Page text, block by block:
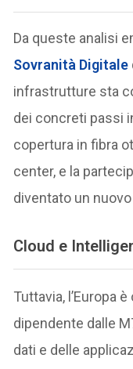
Da queste analisi
Sovranità Digitale
infrastrutture sta
dei concreti passi
copertura in fibra
center, e la
diventato un
Cloud e
Tuttavia, l’Europa
dipendente dalle
dati e delle